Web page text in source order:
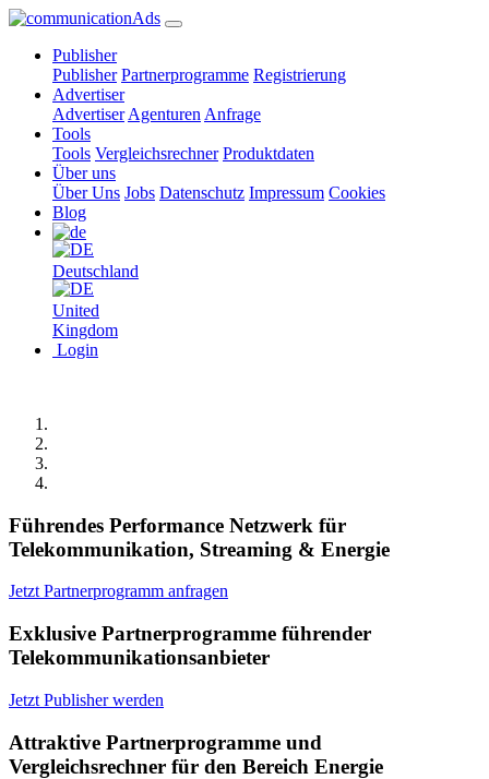
Publisher
Publisher Partnerprogramme Registrierung
Advertiser
Advertiser Agenturen Anfrage
Tools
Tools Vergleichsrechner Produktdaten
Über uns
Über Uns Jobs Datenschutz Impressum Cookies
Blog
Deutschland
United
Kingdom
Login
Führendes Performance Netzwerk für
Telekommunikation, Streaming & Energie
Jetzt Partnerprogramm anfragen
Exklusive Partnerprogramme führender
Telekommunikationsanbieter
Jetzt Publisher werden
Attraktive Partnerprogramme und
Vergleichsrechner für den Bereich Energie